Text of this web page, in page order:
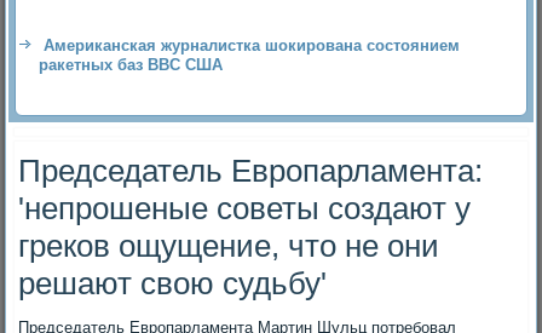
Американская журналистка шокирована состоянием
ракетных баз ВВС США
Председатель Европарламента:
'непрошеные советы создают у
греков ощущение, что не они
решают свою судьбу'
Председатель Европарламента Мартин Шульц потребовал